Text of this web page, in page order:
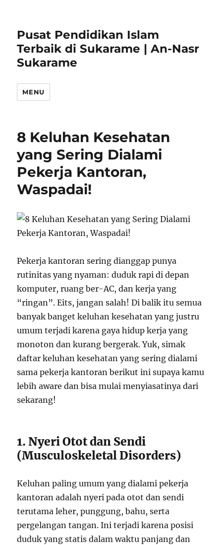
Pusat Pendidikan Islam
Terbaik di Sukarame | An-Nasr
Sukarame
MENU
8 Keluhan Kesehatan
yang Sering Dialami
Pekerja Kantoran,
Waspadai!
Pekerja kantoran sering dianggap punya
rutinitas yang nyaman: duduk rapi di depan
komputer, ruang ber-AC, dan kerja yang
“ringan”. Eits, jangan salah! Di balik itu semua
banyak banget keluhan kesehatan yang justru
umum terjadi karena gaya hidup kerja yang
monoton dan kurang bergerak. Yuk, simak
daftar keluhan kesehatan yang sering dialami
sama pekerja kantoran berikut ini supaya kamu
lebih aware dan bisa mulai menyiasatinya dari
sekarang!
1. Nyeri Otot dan Sendi
(Musculoskeletal Disorders)
Keluhan paling umum yang dialami pekerja
kantoran adalah nyeri pada otot dan sendi
terutama leher, punggung, bahu, serta
pergelangan tangan. Ini terjadi karena posisi
duduk yang statis dalam waktu panjang dan